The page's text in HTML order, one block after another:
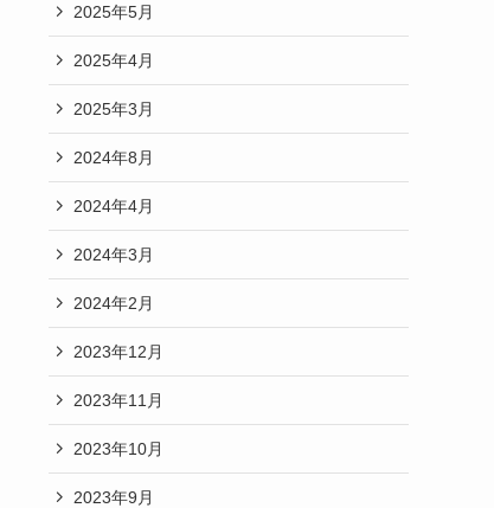
2025年5月
2025年4月
2025年3月
2024年8月
2024年4月
2024年3月
2024年2月
2023年12月
2023年11月
2023年10月
2023年9月